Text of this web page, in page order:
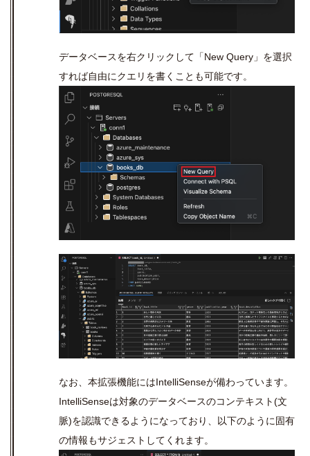
データベースを右クリックして「New Query 」を選択
すれば自由にクエリを書くことも可能です。
なお、本拡張機能にはIntelliSenseが備わっています。
IntelliSenseは対象のデータベースのコンテキスト(文
脈)を認識できるようになっており、以下のように固有
の情報もサジェストしてくれます。